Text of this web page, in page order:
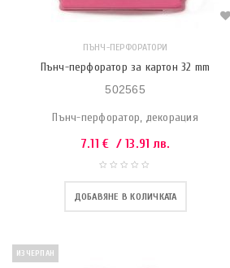
ПЪНЧ-ПЕРФОРАТОРИ
Пънч-перфоратор за картон 32 mm
502565
Пънч-перфоратор, декорация
7.11 € / 13.91 лв.
ДОБАВЯНЕ В КОЛИЧКАТА
ИЗЧЕРПАН